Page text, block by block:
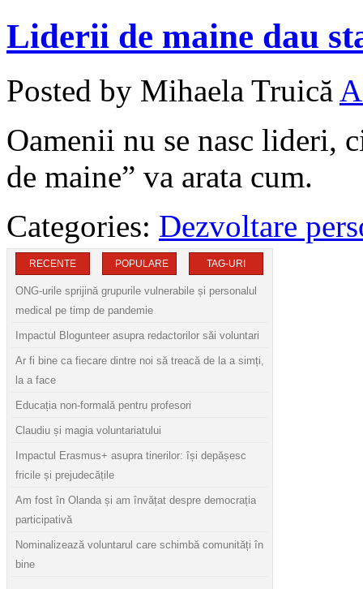
Liderii de maine dau
Posted by Mihaela Truică
Oamenii nu se nasc lideri,
de maine” va arata cum.
Categories: Dezvoltare
RECENTE POPULARE TAG-URI
ONG-urile sprijină grupurile vulnerabile și personalul
medical pe timp de pandemie
Impactul Blogunteer asupra redactorilor săi voluntari
Ar fi bine ca fiecare dintre noi să treacă de la a simți,
la a face
Educația non-formală pentru profesori
Claudiu și magia voluntariatului
Impactul Erasmus+ asupra tinerilor: își depășesc
fricile și prejudecățile
Am fost în Olanda și am învățat despre democrația
participativă
Nominalizează voluntarul care schimbă comunități în
bine